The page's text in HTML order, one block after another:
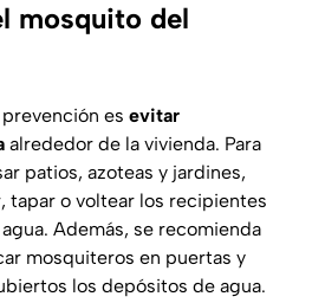
mosquito del
es evitar
alrededor de la vivienda. Para
patios, azoteas y jardines,
tapar o voltear los recipientes
Además, se recomienda
mosquiteros en puertas y
los depósitos de agua.